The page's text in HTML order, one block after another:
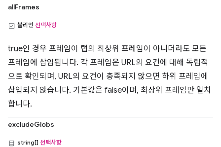
allFrames
불리언 선택사항
true인 경우 프레임이 탭의 최상위 프레임이 아니더라도 모든
프레임에 삽입됩니다. 각 프레임은 URL의 요건에 대해 독립적
으로 확인되며, URL의 요건이 충족되지 않으면 하위 프레임에
삽입되지 않습니다. 기본값은 false이며, 최상위 프레임만 일치
합니다.
excludeGlobs
string[] 선택사항